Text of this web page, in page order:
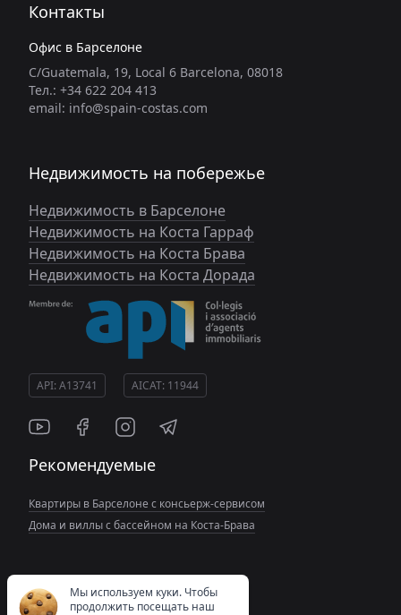
Контакты
Офис в Барселоне
C/Guatemala, 19, Local 6 Barcelona, 08018
Тел.: +34 622 204 413
email: info@spain-costas.com
Недвижимость на побережье
Недвижимость в Барселоне
Недвижимость на Коста Гарраф
Недвижимость на Коста Брава
Недвижимость на Коста Дорада
API: A13741 AICAT: 11944
Рекомендуемые
Квартиры в Барселоне с консьерж-сервисом
Дома и виллы с бассейном на Коста-Брава
Мы используем куки. Чтобы
продолжить посещать наш